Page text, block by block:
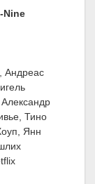
Nine
Андреас
Тино
Янн